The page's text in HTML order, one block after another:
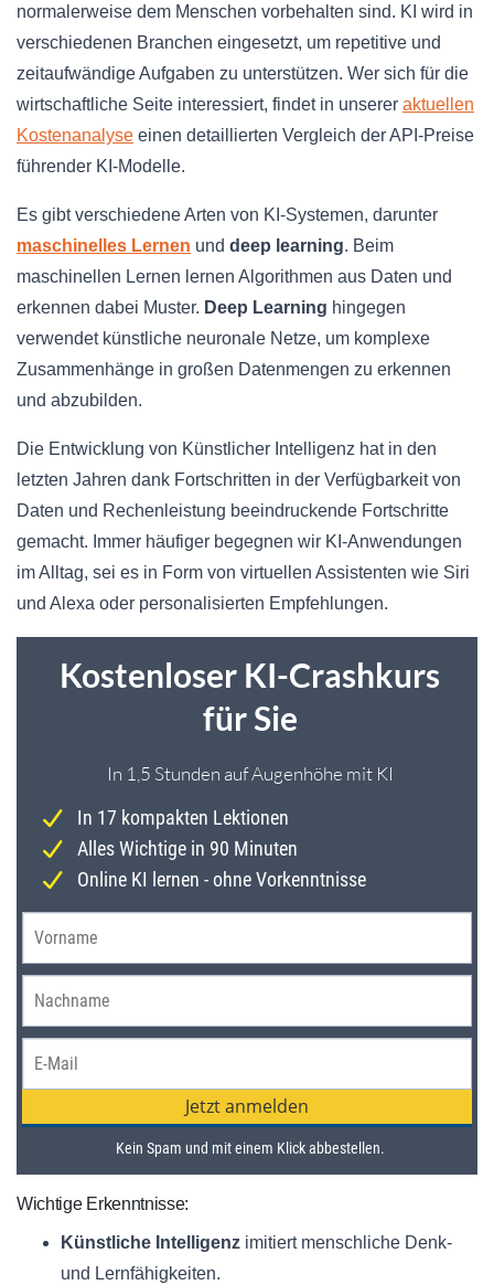
normalerweise dem Menschen vorbehalten sind. KI wird in
verschiedenen Branchen eingesetzt, um repetitive und
zeitaufwändige Aufgaben zu unterstützen. Wer sich für die
wirtschaftliche Seite interessiert, findet in unserer aktuellen
Kostenanalyse einen detaillierten Vergleich der API-Preise
führender KI-Modelle.
Es gibt verschiedene Arten von KI-Systemen, darunter
maschinelles Lernen und deep learning. Beim
maschinellen Lernen lernen Algorithmen aus Daten und
erkennen dabei Muster. Deep Learning hingegen
verwendet künstliche neuronale Netze, um komplexe
Zusammenhänge in großen Datenmengen zu erkennen
und abzubilden.
Die Entwicklung von Künstlicher Intelligenz hat in den
letzten Jahren dank Fortschritten in der Verfügbarkeit von
Daten und Rechenleistung beeindruckende Fortschritte
gemacht. Immer häufiger begegnen wir KI-Anwendungen
im Alltag, sei es in Form von virtuellen Assistenten wie Siri
und Alexa oder personalisierten Empfehlungen.
Wichtige Erkenntnisse:
Künstliche Intelligenz imitiert menschliche Denk-
und Lernfähigkeiten.